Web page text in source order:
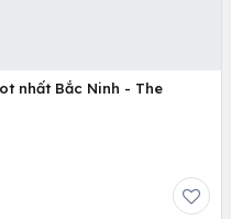
nhất Bắc Ninh - The